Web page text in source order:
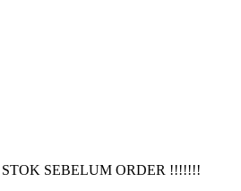
SEBELUM ORDER !!!!!!!